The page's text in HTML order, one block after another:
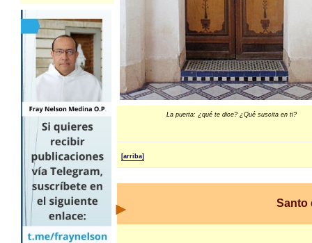
La puerta: ¿qué te dice? ¿Qué suscita en ti?
[arriba]
Santo